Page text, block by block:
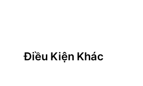
Điều Kiện Khác